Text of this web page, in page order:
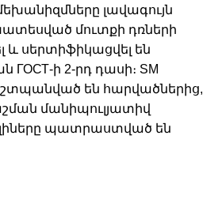
լավագույն
մուտքի դռների
և սերտիֆիկացվել են
ГОСТ-ի 2-րդ դասի։ SM
են հարվածներից,
մանիպուլյատիվ
պատրաստված են